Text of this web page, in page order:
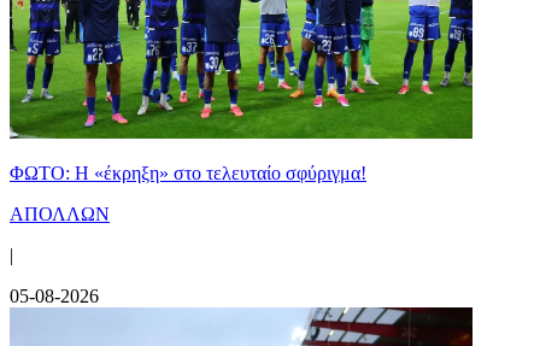
ΦΩΤΟ: Η «έκρηξη» στο τελευταίο σφύριγμα!
ΑΠΟΛΛΩΝ
|
05-08-2026